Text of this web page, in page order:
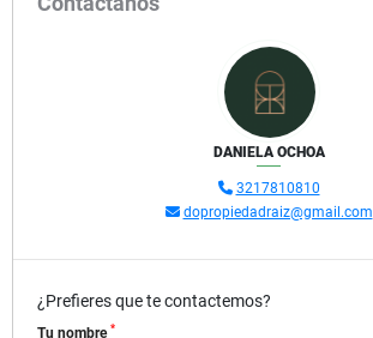
DANIELA OCHOA
3217810810
dopropiedadraiz@gmail.com
¿Prefieres que te contactemos?
Tu nombre *